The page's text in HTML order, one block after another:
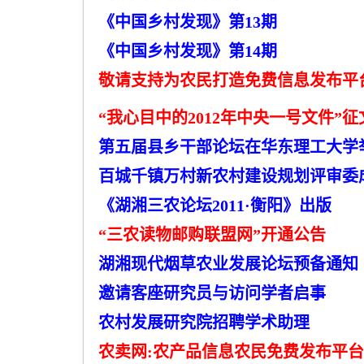
《中国乡村发现》第13期
《中 国 乡村发现》第14期
敬请支持为农民打造免费信息发布平
“我心目中的2012年中央一号文件”征
第五届县乡干部论坛在华东理工大学
百城千镇万村新农村建设规划评审委
《湖湘三农论坛2011·衡阳》出版
“三农读物邮购联盟网”开通公告
湖湘现代烟草农业发展论坛预备通知
邀请客座研究员与访问学者启事
农村发展研究院招聘学术助理
农卖网:农产品信息农民免费发布平台